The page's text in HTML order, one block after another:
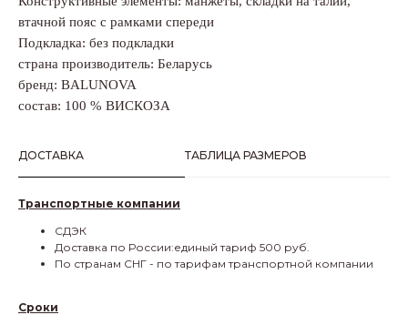
втачной пояс с рамками спереди
Подкладка: без подкладки
страна производитель: Беларусь
бренд: BALUNOVA
состав: 100 % ВИСКОЗА
ДОСТАВКА ТАБЛИЦА РАЗМЕРОВ
Транспортные компании
СДЭК
Доставка по России:единый тариф 500 руб.
По странам СНГ - по тарифам транспортной компании
Сроки